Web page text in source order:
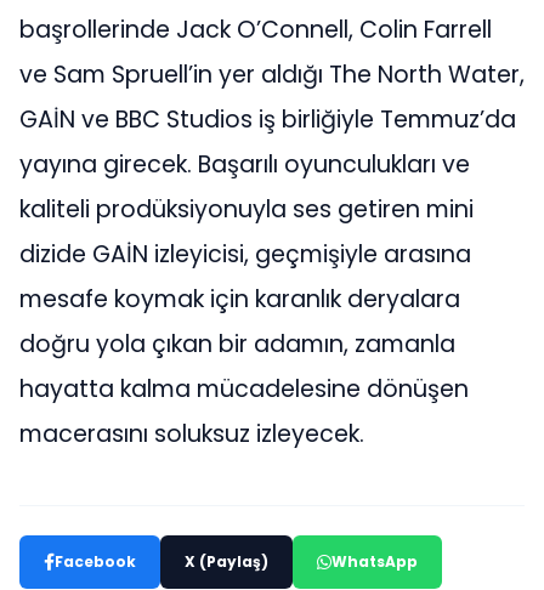
başrollerinde Jack O’Connell, Colin Farrell
ve Sam Spruell’in yer aldığı The North Water,
GAİN ve BBC Studios iş birliğiyle Temmuz’da
yayına girecek. Başarılı oyunculukları ve
kaliteli prodüksiyonuyla ses getiren mini
dizide GAİN izleyicisi, geçmişiyle arasına
mesafe koymak için karanlık deryalara
doğru yola çıkan bir adamın, zamanla
hayatta kalma mücadelesine dönüşen
macerasını soluksuz izleyecek.
Facebook X (Paylaş) WhatsApp